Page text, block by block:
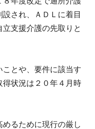
設され、ＡＤＬに着目
支援介護の先取りと
とや、要件に該当す
得状況は２０年４月時
るために現行の厳し